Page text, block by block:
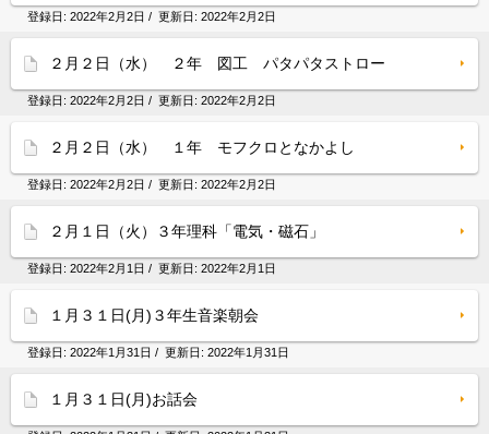
登録日: 2022年2月2日 / 更新日: 2022年2月2日
２月２日（水） ２年 図工 パタパタストロー
登録日: 2022年2月2日 / 更新日: 2022年2月2日
２月２日（水） １年 モフクロとなかよし
登録日: 2022年2月2日 / 更新日: 2022年2月2日
２月１日（火）３年理科「電気・磁石」
登録日: 2022年2月1日 / 更新日: 2022年2月1日
１月３１日(月)３年生音楽朝会
登録日: 2022年1月31日 / 更新日: 2022年1月31日
１月３１日(月)お話会